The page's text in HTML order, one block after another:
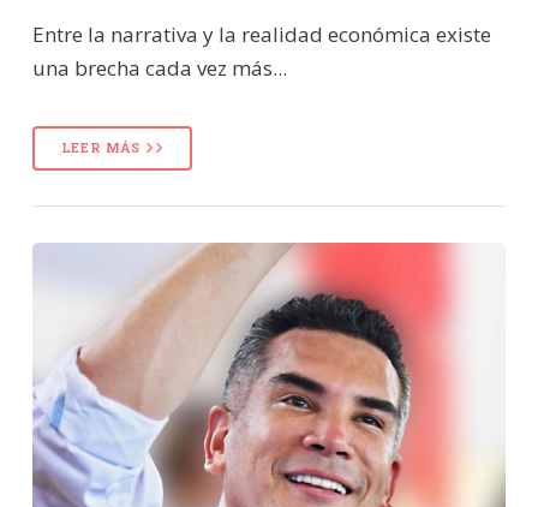
Entre la narrativa y la realidad económica existe
una brecha cada vez más...
LEER MÁS